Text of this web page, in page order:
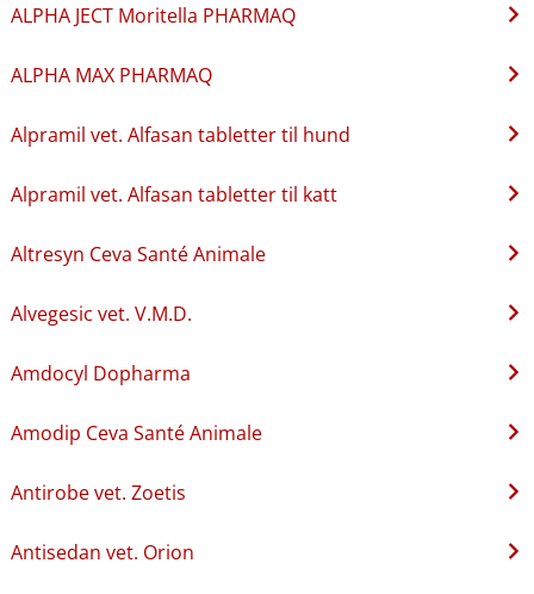
ALPHA JECT Moritella PHARMAQ
ALPHA MAX PHARMAQ
Alpramil vet. Alfasan tabletter til hund
Alpramil vet. Alfasan tabletter til katt
Altresyn Ceva Santé Animale
Alvegesic vet. V.M.D.
Amdocyl Dopharma
Amodip Ceva Santé Animale
Antirobe vet. Zoetis
Antisedan vet. Orion